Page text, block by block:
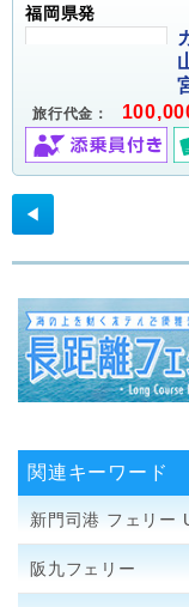
福岡県発
旅行代金：
◀
関連キーワード
新門司港 フェリー
阪九フェリー